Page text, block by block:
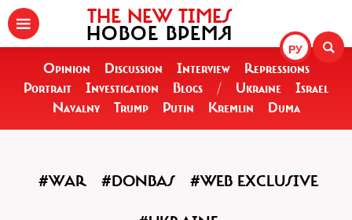
РУ
THE NEW TIMES
НОВОЕ ВРЕМЯ
Opinion Discussion Interview
Repressions
Portrait
Investigation Blogs / Ukraine
Israel
Navalny
Trump Putin Kremlin Duma
#WAR #DONBAS #WEB EXCLUSIVE